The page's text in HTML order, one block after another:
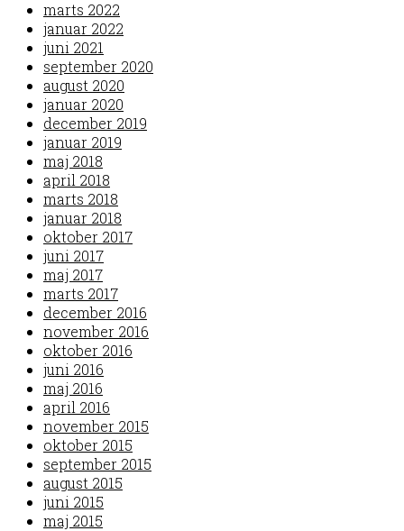
marts 2022
januar 2022
juni 2021
september 2020
august 2020
januar 2020
december 2019
januar 2019
maj 2018
april 2018
marts 2018
januar 2018
oktober 2017
juni 2017
maj 2017
marts 2017
december 2016
november 2016
oktober 2016
juni 2016
maj 2016
april 2016
november 2015
oktober 2015
september 2015
august 2015
juni 2015
maj 2015